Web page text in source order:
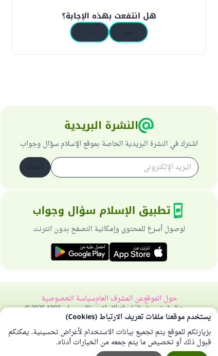
هل انتفعت بهذه الإجابة؟
النشرة البريدية
اشترك في النشرة البريدية الخاصة بموقع الإسلام سؤال وجواب
تطبيق الإسلام سؤال وجواب
لوصول أسرع للمحتوى وإمكانية التصفح بدون انترنت
حول الموقععن المشرف العامسياسة الخصوصية
جميع الحقوق محفوظة لموقع الإسلام سؤال وجواب 1997-2025 ©
يستخدم موقعنا ملفات تعريف الارتباط (Cookies)
بزيارتكم للموقع يتم تجميع بيانات الاستخدام لأغراض تحسينية. يمكنكم
قبول ذلك أو تخصيص ما يتم جمعه من الخيارات أدناه.